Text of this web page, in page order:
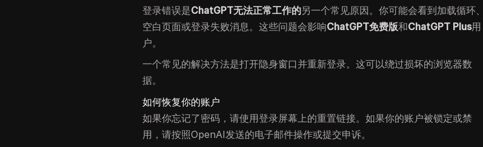
登录错误是ChatGPT无法正常工作的另一个常见原因。你可能会看到加载循环、
空白页面或登录失败消息。这些问题会影响ChatGPT免费版和ChatGPT Plus用
户。
一个常见的解决方法是打开隐身窗口并重新登录。这可以绕过损坏的浏览器数
据。
如何恢复你的账户
如果你忘记了密码，请使用登录屏幕上的重置链接。如果你的账户被锁定或禁
用，请按照OpenAI发送的电子邮件操作或提交申诉。